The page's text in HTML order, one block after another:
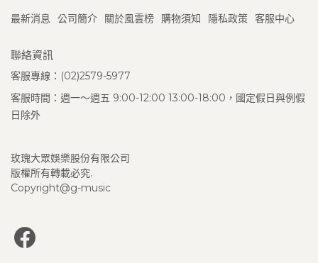
最新消息 公司簡介 關於風雲榜 購物須知 隱私政策 客服中心
聯絡資訊
客服專線：(02)2579-5977
客服時間：週一～週五 9:00-12:00 13:00-18:00，國定假日與例假
日除外
玫瑰大眾娛樂股份有限公司
版權所有轉載必究.
Copyright@g-music